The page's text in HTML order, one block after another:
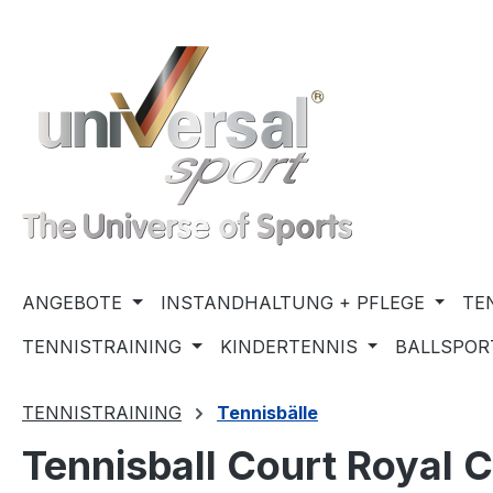
ANGEBOTE INSTANDHALTUNG + PFLEGE
TENNISTRAINING
KINDERTENNIS
TENNISTRAINING Tennisbälle
Tennisball Court Royal